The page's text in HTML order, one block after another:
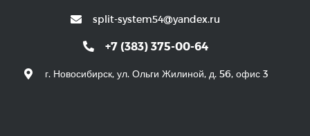
split-system54@yandex.ru
+7 (383) 375-00-64
г. Новосибирск, ул. Ольги Жилиной, д. 56, офис 3